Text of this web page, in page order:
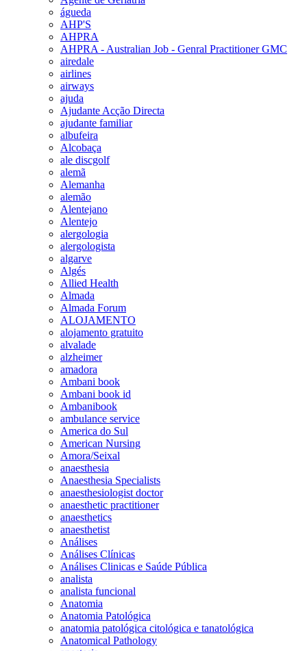
águeda
AHP'S
AHPRA
AHPRA - Australian Job - Genral Practitioner GMC
airedale
airlines
airways
ajuda
Ajudante Acção Directa
ajudante familiar
albufeira
Alcobaça
ale discgolf
alemã
Alemanha
alemão
Alentejano
Alentejo
alergologia
alergologista
algarve
Algés
Allied Health
Almada
Almada Forum
ALOJAMENTO
alojamento gratuito
alvalade
alzheimer
amadora
Ambani book
Ambani book id
Ambanibook
ambulance service
America do Sul
American Nursing
Amora/Seixal
anaesthesia
Anaesthesia Specialists
anaesthesiologist doctor
anaesthetic practitioner
anaesthetics
anaesthetist
Análises
Análises Clínicas
Análises Clinicas e Saúde Pública
analista
analista funcional
Anatomia
Anatomia Patológica
anatomia patológica citológica e tanatológica
Anatomical Pathology